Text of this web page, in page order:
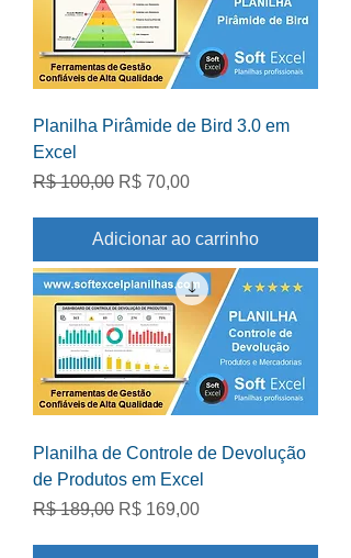
Planilha Pirâmide de Bird 3.0 em
Excel
Preço normal
R$ 100,00 Preço promocional
R$ 70,00
Adicionar ao carrinho
Planilha de Controle de Devolução
de Produtos em Excel
Preço normal
R$ 189,00 Preço promocional
R$ 169,00